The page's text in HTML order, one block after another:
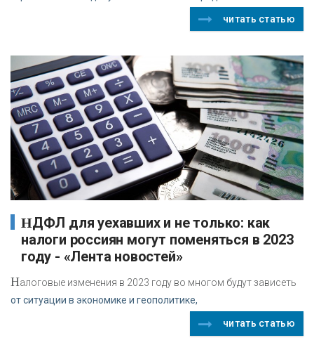
читать статью
НДФЛ для уехавших и не только: как
налоги россиян могут поменяться в 2023
году - «Лента новостей»
Налоговые изменения в 2023 году во многом будут зависеть
от ситуации в экономике и геополитике,
читать статью